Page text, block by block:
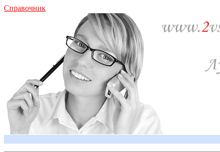
Справочник